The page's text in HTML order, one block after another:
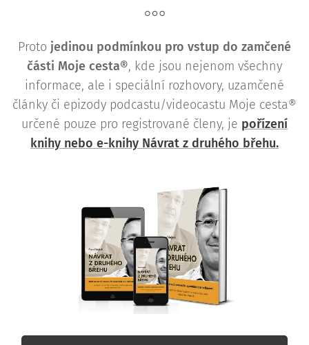
Proto jedinou podmínkou pro vstup do zamčené
části Moje cesta®, kde jsou nejenom všechny
informace, ale i speciální rozhovory, uzamčené
články či epizody podcastu/videocastu Moje cesta®
určené pouze pro registrované členy, je pořízení
knihy nebo e-knihy Návrat z druhého břehu.